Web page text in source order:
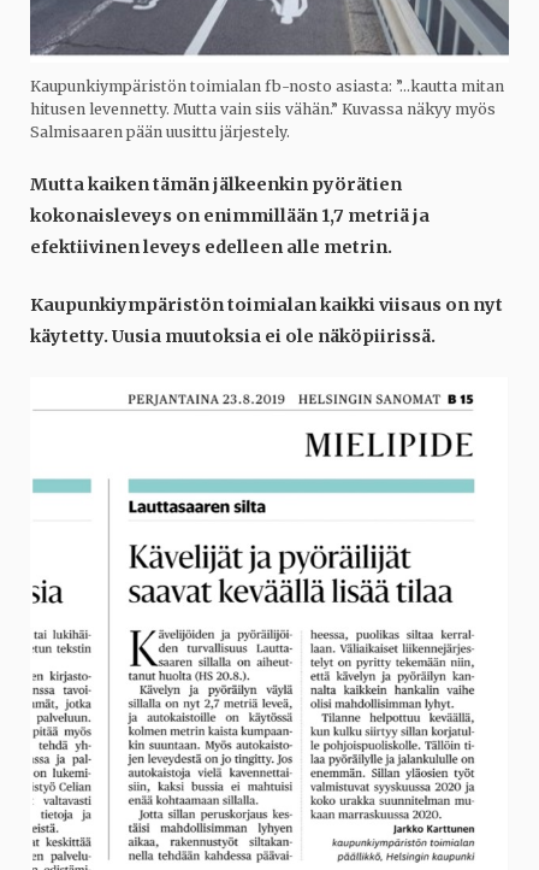
Kaupunkiympäristön toimialan fb-nosto asiasta: ”…kautta mitan
hitusen levennetty. Mutta vain siis vähän.” Kuvassa näkyy myös
Salmisaaren pään uusittu järjestely.
Mutta kaiken tämän jälkeenkin pyörätien
kokonaisleveys on enimmillään 1,7 metriä ja
efektiivinen leveys edelleen alle metrin.
Kaupunkiympäristön toimialan kaikki viisaus on nyt
käytetty. Uusia muutoksia ei ole näköpiirissä.